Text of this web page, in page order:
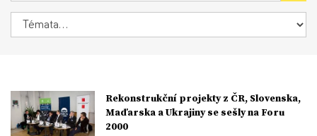
Rekonstrukční projekty z ČR, Slovenska,
Maďarska a Ukrajiny se sešly na Foru
2000